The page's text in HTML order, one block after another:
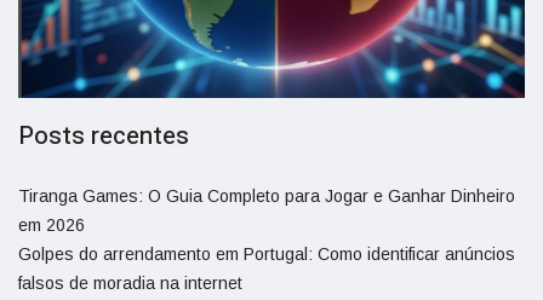
Posts recentes
Tiranga Games: O Guia Completo para Jogar e Ganhar Dinheiro
em 2026
Golpes do arrendamento em Portugal: Como identificar anúncios
falsos de moradia na internet